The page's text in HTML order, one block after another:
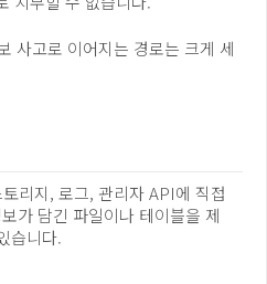
사고로 이어지는 경로는 크게 세
리지, 로그, 관리자 API에 직접
가 담긴 파일이나 테이블을 제
습니다.